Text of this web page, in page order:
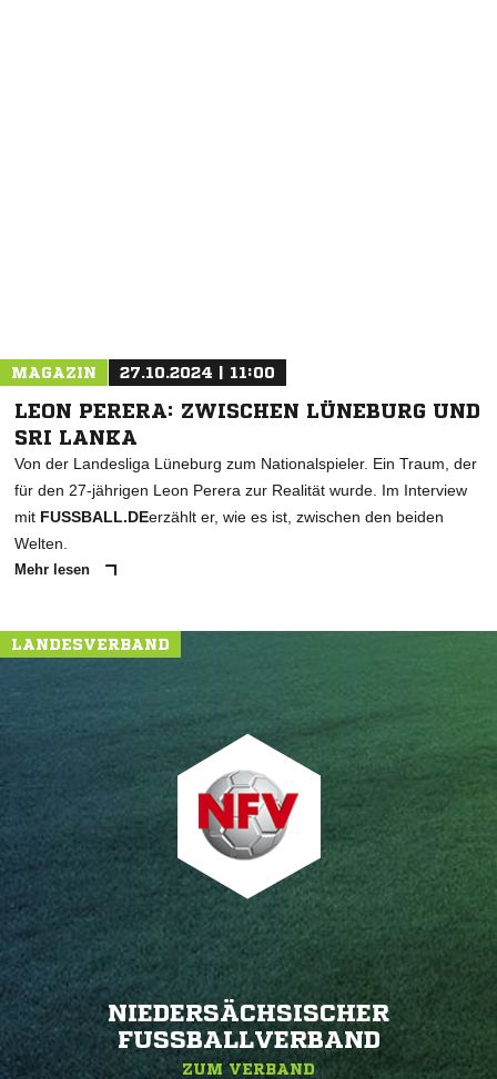
MAGAZIN 27.10.2024 | 11:00
LEON PERERA: ZWISCHEN LÜNEBURG UND
SRI LANKA
Von der Landesliga Lüneburg zum Nationalspieler. Ein Traum, der
für den 27-jährigen Leon Perera zur Realität wurde. Im Interview
mit FUSSBALL.DEerzählt er, wie es ist, zwischen den beiden
Welten.
Mehr lesen
LANDESVERBAND
NIEDERSÄCHSISCHER
FUSSBALLVERBAND
ZUM VERBAND